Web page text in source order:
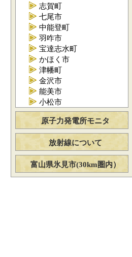
志賀町
七尾市
中能登町
羽咋市
宝達志水町
かほく市
津幡町
金沢市
能美市
小松市
原子力発電所モニタ
放射線について
富山県氷見市(30km圏内）